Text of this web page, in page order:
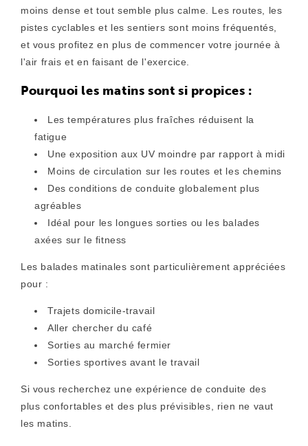
moins dense et tout semble plus calme. Les routes, les
pistes cyclables et les sentiers sont moins fréquentés,
et vous profitez en plus de commencer votre journée à
l'air frais et en faisant de l'exercice.
Pourquoi les matins sont si propices :
Les températures plus fraîches réduisent la
fatigue
Une exposition aux UV moindre par rapport à midi
Moins de circulation sur les routes et les chemins
Des conditions de conduite globalement plus
agréables
Idéal pour les longues sorties ou les balades
axées sur le fitness
Les balades matinales sont particulièrement appréciées
pour :
Trajets domicile-travail
Aller chercher du café
Sorties au marché fermier
Sorties sportives avant le travail
Si vous recherchez une expérience de conduite des
plus confortables et des plus prévisibles, rien ne vaut
les matins.